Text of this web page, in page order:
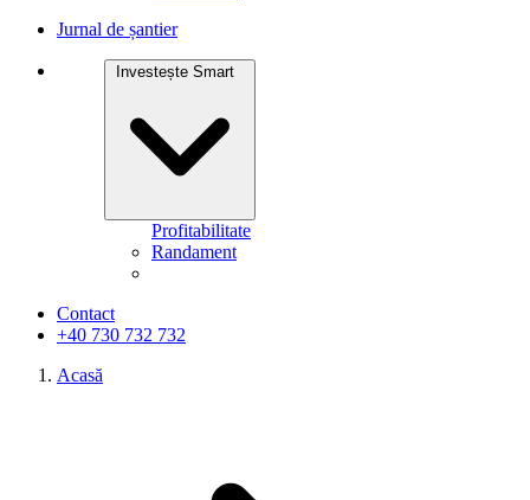
Jurnal de șantier
Investește Smart
Profitabilitate
Randament
Contact
+40 730 732 732
Acasă